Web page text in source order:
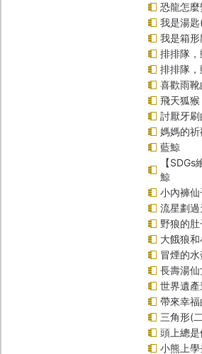
恐龍怎麼
我是湯
我是箱形
排排隊
排排隊
喜歡雨
飛天狐猴
討厭牙
媽媽的祈
藍鯨
【
鯨
小內褲仙
流星劃
野狼的
大餓狼
冒煙的水
長壽湯仙
世界遺
帶來幸
三角形(
頭上總
小熊上學